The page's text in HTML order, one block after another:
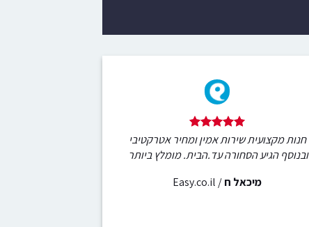
חנות מקצועית שירות אמין ומחיר אטרקטיבי
ובנוסף הגיע הסחורה עד.הבית. מומלץ ביותר
מיכאל ח/
Easy.co.il